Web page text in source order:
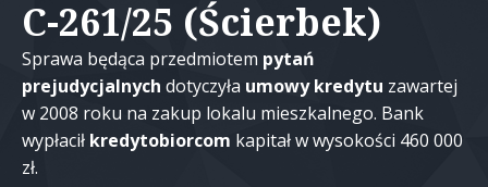
C-261/25 (Ścierbek)
Sprawa będąca przedmiotem pytań
prejudycjalnych dotyczyła umowy kredytu zawartej
w 2008 roku na zakup lokalu mieszkalnego. Bank
wypłacił kredytobiorcom kapitał w wysokości 460 000
zł.